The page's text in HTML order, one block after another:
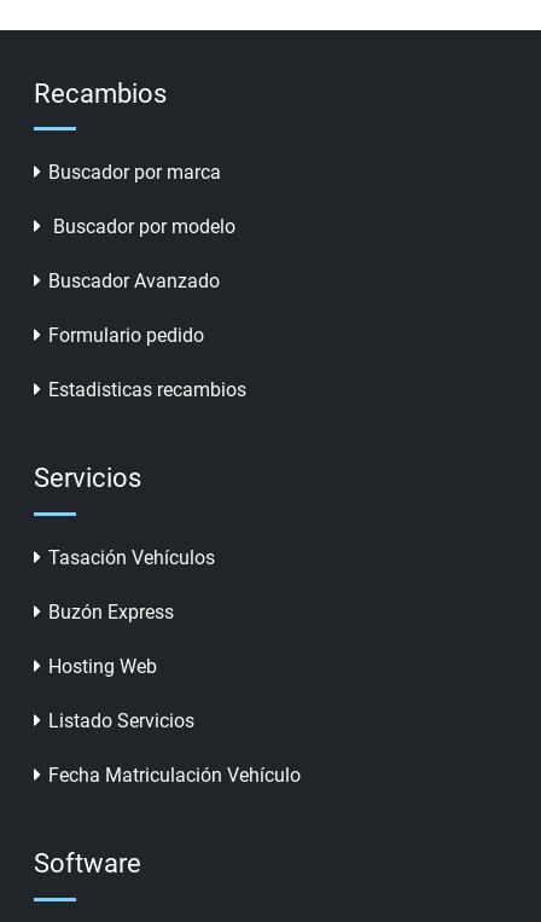
Recambios
Buscador por marca
Buscador por modelo
Buscador Avanzado
Formulario pedido
Estadisticas recambios
Servicios
Tasación Vehículos
Buzón Express
Hosting Web
Listado Servicios
Fecha Matriculación Vehículo
Software